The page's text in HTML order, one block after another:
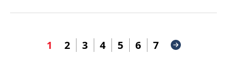
1 2 3 4 5 6 7